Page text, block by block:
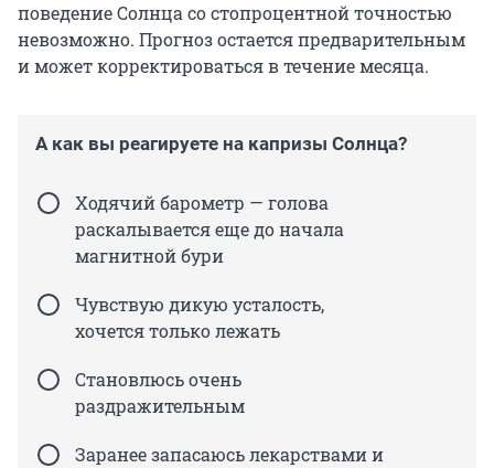
поведение Солнца со стопроцентной точностью
невозможно. Прогноз остается предварительным
и может корректироваться в течение месяца.
А как вы реагируете на капризы Солнца?
Ходячий барометр — голова
раскалывается еще до начала
магнитной бури
Чувствую дикую усталость,
хочется только лежать
Становлюсь очень
раздражительным
Заранее запасаюсь лекарствами и